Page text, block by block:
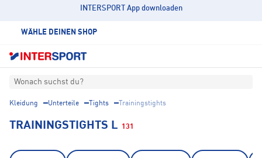
INTERSPORT App downloaden
WÄHLE DEINEN SHOP
Wonach suchst du?
Kleidung Unterteile Tights Trainingstights
TRAININGSTIGHTS L 131